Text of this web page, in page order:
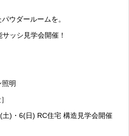
ウダールームを。
ッシ見学会開催！
明
)・6(日) RC住宅 構造見学会開催